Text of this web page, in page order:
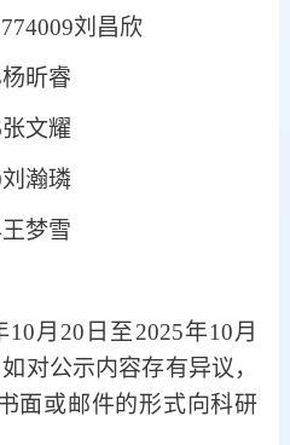
刘昌欣
杨昕睿
文耀
瀚璘
梦雪
10月 20 日至2025年10月
对公示内容存有异议，
面或邮件的形式向科研